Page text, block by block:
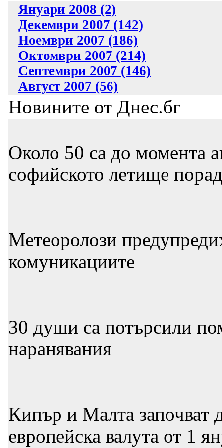
Януари 2008 (2)
Декември 2007 (142)
Ноември 2007 (186)
Октомври 2007 (214)
Септември 2007 (146)
Август 2007 (56)
Новините от Днес.бг
Около 50 са до момента
софийското летище
Метеоролози
комуникациите
30 души са потърсили
наранявания
Кипър и Малта започват
европейска валута от 1